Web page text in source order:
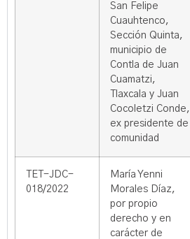
San Felipe
Cuauhtenco,
Sección Quinta,
municipio de
Contla de Juan
Cuamatzi,
Tlaxcala y Juan
Cocoletzi Conde,
ex presidente de
comunidad
TET-JDC-
018/2022
María Yenni
Morales Díaz,
por propio
derecho y en
carácter de